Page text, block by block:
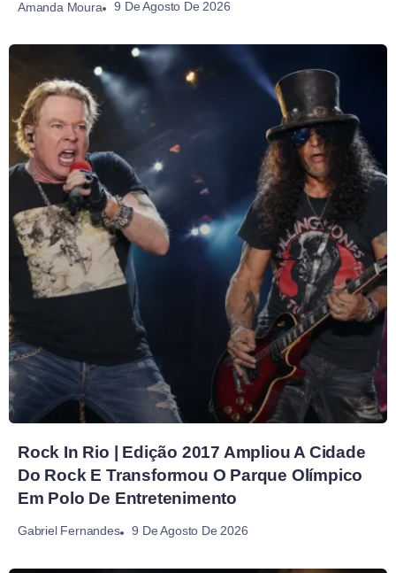
Amanda Moura 9 De Agosto De 2026
Rock In Rio | Edição 2017 Ampliou A Cidade
Do Rock E Transformou O Parque Olímpico
Em Polo De Entretenimento
Gabriel Fernandes 9 De Agosto De 2026